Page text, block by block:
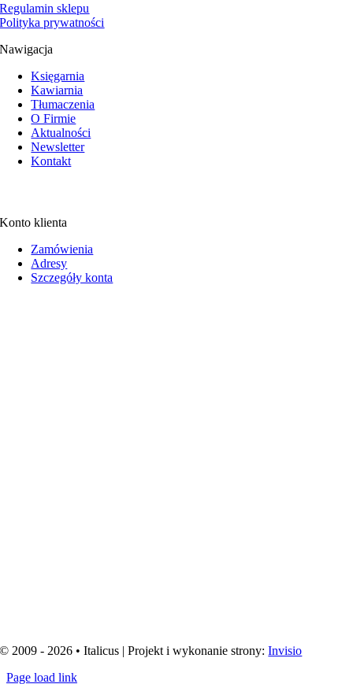
Regulamin sklepu
Polityka prywatności
Nawigacja
Księgarnia
Kawiarnia
Tłumaczenia
O Firmie
Aktualności
Newsletter
Kontakt
Konto klienta
Zamówienia
Adresy
Szczegóły konta
© 2009 - 2026 • Italicus | Projekt i wykonanie strony:Invisio
Page load link